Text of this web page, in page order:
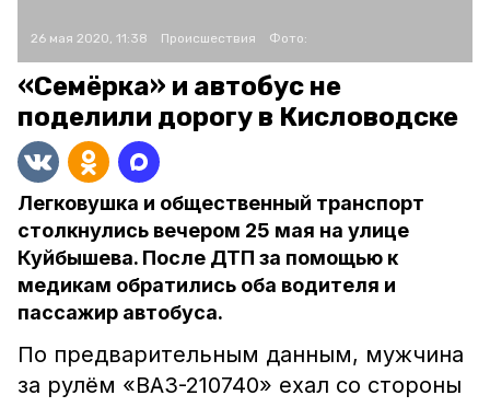
26 мая 2020, 11:38 Происшествия Фото:
«Семёрка» и автобус не
поделили дорогу в Кисловодске
Легковушка и общественный транспорт
столкнулись вечером 25 мая на улице
Куйбышева. После ДТП за помощью к
медикам обратились оба водителя и
пассажир автобуса.
По предварительным данным, мужчина
за рулём «ВАЗ-210740» ехал со стороны